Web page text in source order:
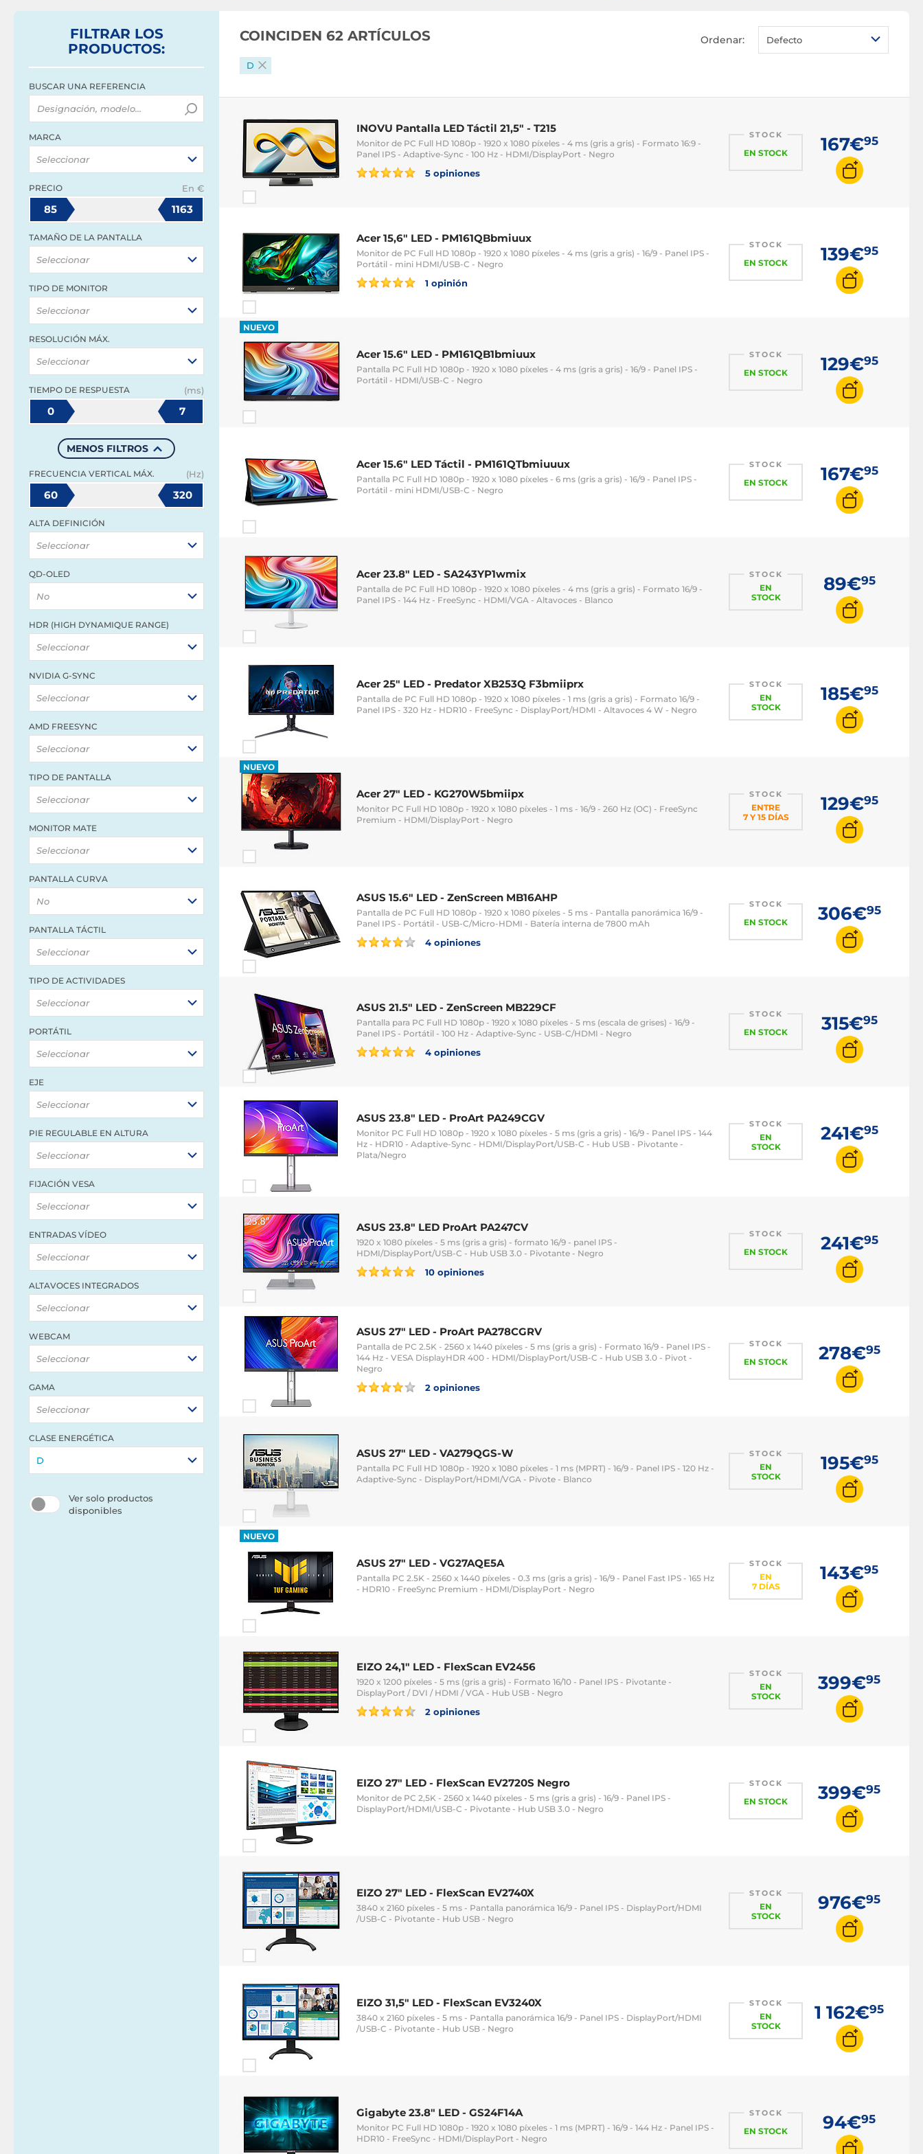
Monitor PC QLED
Monitor PC 24 pulgadas
Monitor PC 27 pulgadas
Monitor PC 32 pulgadas
Monitor PC 32:9
Monitor PC 100 Hz
Monitor PC 120 Hz
FILTRAR LOS
PRODUCTOS:
BUSCAR UNA REFERENCIA
MARCA
Seleccionar
PRECIO En €
85 1163
TAMAÑO DE LA PANTALLA
Seleccionar
TIPO DE MONITOR
Seleccionar
RESOLUCIÓN MÁX.
Seleccionar
TIEMPO DE RESPUESTA (ms)
0 7
MENOS FILTROS
FRECUENCIA VERTICAL MÁX. (Hz)
60 320
ALTA DEFINICIÓN
Seleccionar
QD-OLED
No
HDR (HIGH DYNAMIQUE RANGE)
Seleccionar
NVIDIA G-SYNC
Seleccionar
AMD FREESYNC
Seleccionar
TIPO DE PANTALLA
Seleccionar
MONITOR MATE
Seleccionar
PANTALLA CURVA
No
PANTALLA TÁCTIL
Seleccionar
TIPO DE ACTIVIDADES
Seleccionar
PORTÁTIL
Seleccionar
EJE
Seleccionar
PIE REGULABLE EN ALTURA
Seleccionar
FIJACIÓN VESA
Seleccionar
ENTRADAS VÍDEO
Seleccionar
ALTAVOCES INTEGRADOS
Seleccionar
WEBCAM
Seleccionar
GAMA
Seleccionar
CLASE ENERGÉTICA
D
Ver solo productos
disponibles
COINCIDEN 62 ARTÍCULOS Ordenar: Defecto
D
INOVU Pantalla LED Táctil 21,5" - T215
Monitor de PC Full HD 1080p - 1920 x 1080 píxeles - 4 ms (gris a gris) - Formato 16:9 -
Panel IPS - Adaptive-Sync - 100 Hz - HDMI/DisplayPort - Negro
5 opiniones
STOCK
EN STOCK 167€95
Acer 15,6" LED - PM161QBbmiuux
Monitor de PC Full HD 1080p - 1920 x 1080 píxeles - 4 ms (gris a gris) - 16/9 - Panel IPS -
Portátil - mini HDMI/USB-C - Negro
1 opinión
STOCK
EN STOCK 139€95
NUEVO
Acer 15.6" LED - PM161QB1bmiuux
Pantalla PC Full HD 1080p - 1920 x 1080 píxeles - 4 ms (gris a gris) - 16/9 - Panel IPS -
Portátil - HDMI/USB-C - Negro
STOCK
EN STOCK 129€95
Acer 15.6" LED Táctil - PM161QTbmiuuux
Pantalla PC Full HD 1080p - 1920 x 1080 píxeles - 6 ms (gris a gris) - 16/9 - Panel IPS -
Portátil - mini HDMI/USB-C - Negro
STOCK
EN STOCK 167€95
Acer 23.8" LED - SA243YP1wmix
Pantalla de PC Full HD 1080p - 1920 x 1080 píxeles - 4 ms (gris a gris) - Formato 16/9 -
Panel IPS - 144 Hz - FreeSync - HDMI/VGA - Altavoces - Blanco
STOCK
EN
STOCK
89€95
Acer 25" LED - Predator XB253Q F3bmiiprx
Pantalla de PC Full HD 1080p - 1920 x 1080 píxeles - 1 ms (gris a gris) - Formato 16/9 -
Panel IPS - 320 Hz - HDR10 - FreeSync - DisplayPort/HDMI - Altavoces 4 W - Negro
STOCK
EN
STOCK
185€95
NUEVO
Acer 27" LED - KG270W5bmiipx
Monitor PC Full HD 1080p - 1920 x 1080 píxeles - 1 ms - 16/9 - 260 Hz (OC) - FreeSync
Premium - HDMI/DisplayPort - Negro
STOCK
ENTRE
7 Y 15 DÍAS
129€95
ASUS 15.6" LED - ZenScreen MB16AHP
Pantalla de PC Full HD 1080p - 1920 x 1080 píxeles - 5 ms - Pantalla panorámica 16/9 -
Panel IPS - Portátil - USB-C/Micro-HDMI - Batería interna de 7800 mAh
4 opiniones
STOCK
EN STOCK 306€95
ASUS 21.5" LED - ZenScreen MB229CF
Pantalla para PC Full HD 1080p - 1920 x 1080 píxeles - 5 ms (escala de grises) - 16/9 -
Panel IPS - Portátil - 100 Hz - Adaptive-Sync - USB-C/HDMI - Negro
4 opiniones
STOCK
EN STOCK 315€95
ASUS 23.8" LED - ProArt PA249CGV
Monitor PC Full HD 1080p - 1920 x 1080 píxeles - 5 ms (gris a gris) - 16/9 - Panel IPS - 144
Hz - HDR10 - Adaptive-Sync - HDMI/DisplayPort/USB-C - Hub USB - Pivotante -
Plata/Negro
STOCK
EN
STOCK
241€95
ASUS 23.8" LED ProArt PA247CV
1920 x 1080 píxeles - 5 ms (gris a gris) - formato 16/9 - panel IPS -
HDMI/DisplayPort/USB-C - Hub USB 3.0 - Pivotante - Negro
10 opiniones
STOCK
EN STOCK 241€95
ASUS 27" LED - ProArt PA278CGRV
Pantalla de PC 2.5K - 2560 x 1440 píxeles - 5 ms (gris a gris) - Formato 16/9 - Panel IPS -
144 Hz - VESA DisplayHDR 400 - HDMI/DisplayPort/USB-C - Hub USB 3.0 - Pivot -
Negro
2 opiniones
STOCK
EN STOCK 278€95
ASUS 27" LED - VA279QGS-W
Pantalla PC Full HD 1080p - 1920 x 1080 píxeles - 1 ms (MPRT) - 16/9 - Panel IPS - 120 Hz -
Adaptive-Sync - DisplayPort/HDMI/VGA - Pivote - Blanco
STOCK
EN
STOCK
195€95
NUEVO
ASUS 27" LED - VG27AQE5A
Pantalla PC 2.5K - 2560 x 1440 píxeles - 0.3 ms (gris a gris) - 16/9 - Panel Fast IPS - 165 Hz
- HDR10 - FreeSync Premium - HDMI/DisplayPort - Negro
STOCK
EN
7 DÍAS
143€95
EIZO 24,1" LED - FlexScan EV2456
1920 x 1200 píxeles - 5 ms (gris a gris) - Formato 16/10 - Panel IPS - Pivotante -
DisplayPort / DVI / HDMI / VGA - Hub USB - Negro
2 opiniones
STOCK
EN
STOCK
399€95
EIZO 27" LED - FlexScan EV2720S Negro
Monitor de PC 2,5K - 2560 x 1440 píxeles - 5 ms (gris a gris) - 16/9 - Panel IPS -
DisplayPort/HDMI/USB-C - Pivotante - Hub USB 3.0 - Negro
STOCK
EN STOCK 399€95
EIZO 27" LED - FlexScan EV2740X
3840 x 2160 píxeles - 5 ms - Pantalla panorámica 16/9 - Panel IPS - DisplayPort/HDMI
/USB-C - Pivotante - Hub USB - Negro
STOCK
EN
STOCK
976€95
EIZO 31,5" LED - FlexScan EV3240X
3840 x 2160 píxeles - 5 ms - Pantalla panorámica 16/9 - Panel IPS - DisplayPort/HDMI
/USB-C - Pivotante - Hub USB - Negro
STOCK
EN
STOCK
1 162€95
Gigabyte 23.8" LED - GS24F14A
Monitor PC Full HD 1080p - 1920 x 1080 píxeles - 1 ms (MPRT) - 16/9 - 144 Hz - Panel IPS -
HDR10 - FreeSync - HDMI/DisplayPort - Negro
STOCK
EN STOCK 94€95